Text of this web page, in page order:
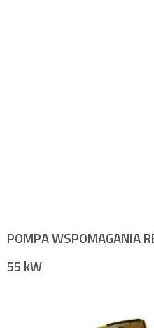
POMPA WSPOMAGANIA
55 kW